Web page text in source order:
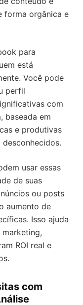
forma orgânica e
para
está
Você pode
perfil
com
baseada em
e produtivas
usar essas
de suas
ou posts
aumento de
Isso ajuda
ROI real e
com